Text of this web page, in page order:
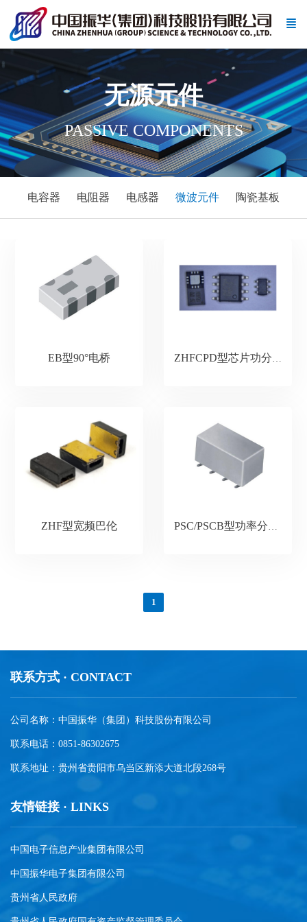
无源元件
PASSIVE COMPONENTS
电容器 电阻器 电感器 微波元件 陶瓷基板
EB型90°电桥 ZHFCPD型芯片功分器
ZHF型宽频巴伦
1
联系方式 · CONTACT
公司名称：中国振华（集团）科技股份有限公司
联系电话：0851-86302675
联系地址：贵州省贵阳市乌当区新添大道北段268号
友情链接 · LINKS
中国电子信息产业集团有限公司
中国振华电子集团有限公司
贵州省人民政府